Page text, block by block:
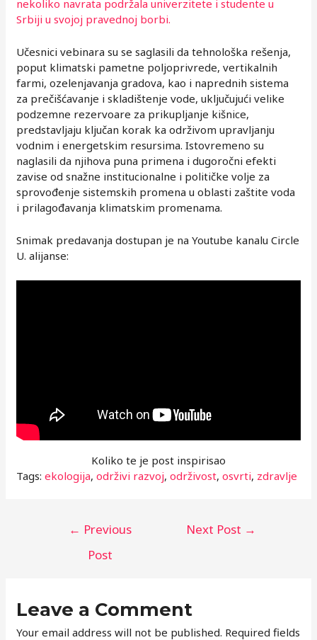
nekoliko navrata podržala univerzitete i studente u
Srbiji u svojoj pravednoj borbi.
Učesnici vebinara su se saglasili da tehnološka rešenja,
poput klimatski pametne poljoprivrede, vertikalnih
farmi, ozelenjavanja gradova, kao i naprednih sistema
za prečišćavanje i skladištenje vode, uključujući velike
podzemne rezervoare za prikupljanje kišnice,
predstavljaju ključan korak ka održivom upravljanju
vodnim i energetskim resursima. Istovremeno su
naglasili da njihova puna primena i dugoročni efekti
zavise od snažne institucionalne i političke volje za
sprovođenje sistemskih promena u oblasti zaštite voda
i prilagođavanja klimatskim promenama.
Snimak predavanja dostupan je na Youtube kanalu Circle
U. alijanse:
Koliko te je post inspirisao
Tags:ekologija,održivi razvoj,održivost,osvrti, zdravlje
Post
navigation
← Previous
Post
Next Post →
Leave a Comment
Your email address will not be published. Required fields